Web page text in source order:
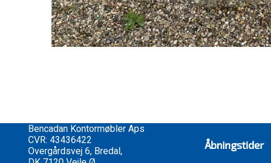
Bencadan Kontormøbler Aps
CVR: 43436422
Overgårdsvej 6, Bredal,
Åbningstider